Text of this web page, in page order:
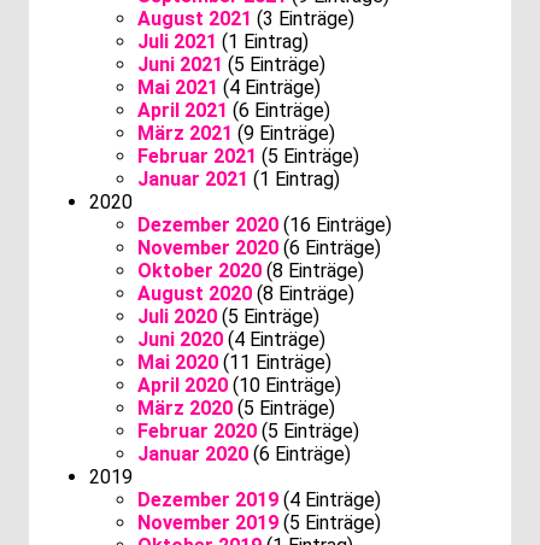
August 2021 (3 Einträge)
Juli 2021 (1 Eintrag)
Juni 2021 (5 Einträge)
Mai 2021 (4 Einträge)
April 2021 (6 Einträge)
März 2021 (9 Einträge)
Februar 2021 (5 Einträge)
Januar 2021 (1 Eintrag)
2020
Dezember 2020 (16 Einträge)
November 2020 (6 Einträge)
Oktober 2020 (8 Einträge)
August 2020 (8 Einträge)
Juli 2020 (5 Einträge)
Juni 2020 (4 Einträge)
Mai 2020 (11 Einträge)
April 2020 (10 Einträge)
März 2020 (5 Einträge)
Februar 2020 (5 Einträge)
Januar 2020 (6 Einträge)
2019
Dezember 2019 (4 Einträge)
November 2019 (5 Einträge)